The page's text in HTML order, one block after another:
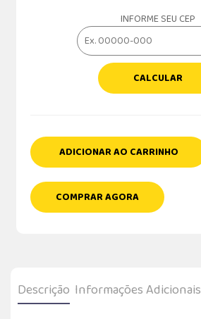
INFORME SEU CEP
CALCULAR
ADICIONAR AO CARRINHO
COMPRAR AGORA
Descrição Informações Adicionais